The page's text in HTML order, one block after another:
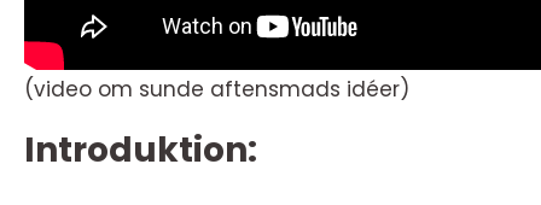
(video om sunde aftensmads idéer)
Introduktion: